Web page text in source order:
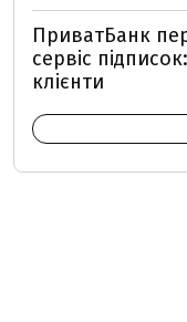
ПриватБанк
сервіс
клієнти